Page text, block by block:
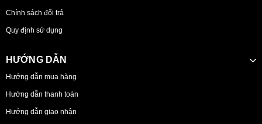
Chính sách đổi trả
Quy định sử dụng
HƯỚNG DẪN
Hướng dẫn mua hàng
Hướng dẫn thanh toán
Hướng dẫn giao nhận